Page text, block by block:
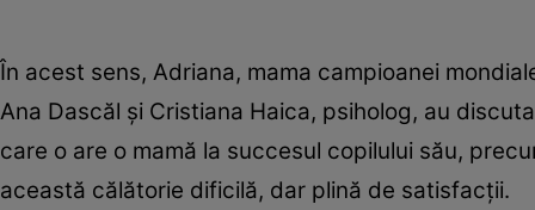
În acest sens, Adriana, mama campioanei
Ana Dascăl şi Cristiana Haica, psiholog, au
care o are o mamă la succesul copilului său,
această călătorie dificilă, dar plină de satisfacţii.